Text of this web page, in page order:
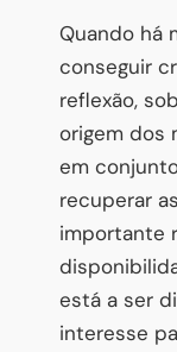
Quando há
conseguir
reflexão,
origem dos
em
recuperar
importante
está a ser
interesse